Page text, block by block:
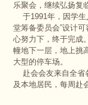
乐聚会，继续弘扬复
于1991年，因学生
堂筹备委员会”设计
心努力下，终于完成
幢地下一层，地上挑
大型的停车场。
赴会会友来自全省
及本地居民，每周赴